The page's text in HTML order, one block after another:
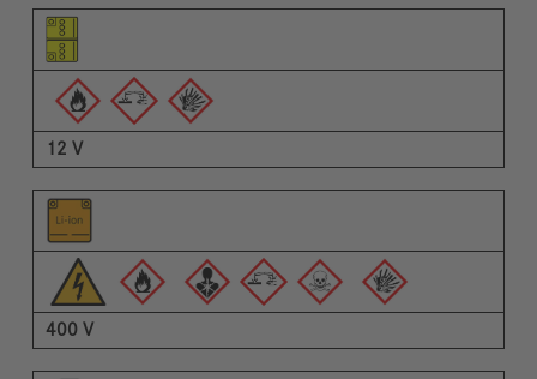
Εικονόγραμμα του στοιχείου
Εικονογράμματα των προειδοποιήσεων
Περιγραφή
12 V
400 V